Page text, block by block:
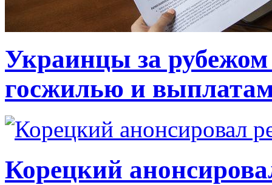
Украинцы за рубежом
госжилью и
Корецкий